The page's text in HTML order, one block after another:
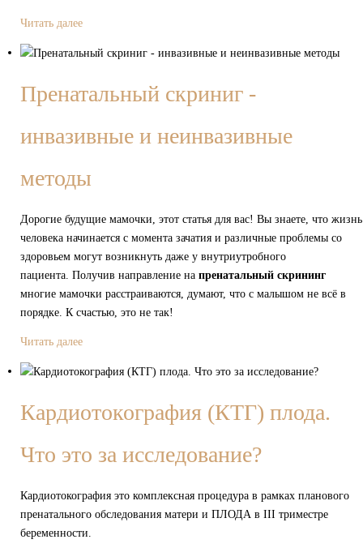
Читать далее
Пренатальный скриниг -
инвазивные и неинвазивные
методы
Дорогие будущие мамочки, этот статья для вас! Вы знаете, что жизнь
человека начинается с момента зачатия и различные проблемы со
здоровьем могут возникнуть даже у внутриутробного
пациента. Получив направление на пренатальный скрининг
многие мамочки расстраиваются, думают, что с малышом не всё в
порядке. К счастью, это не так!
Читать далее
Кардиотокография (КТГ) плода.
Что это за исследование?
Кардиотокография это комплексная процедура в рамках планового
пренатального обследования матери и ПЛОДА в III триместре
беременности.